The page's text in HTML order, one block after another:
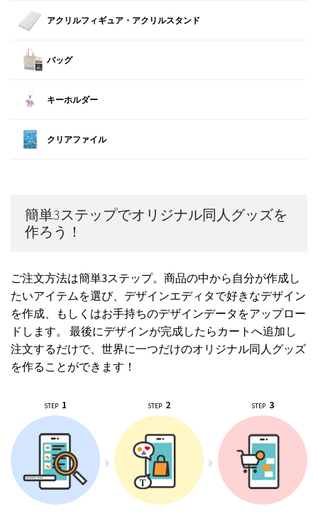
アクリルフィギュア・アクリルスタンド
バッグ
キーホルダー
クリアファイル
簡単3ステップでオリジナル同人グッズを
作ろう！
ご注文方法は簡単3ステップ。商品の中から自分が作成し
たいアイテムを選び、デザインエディタで好きなデザイン
を作成、もしくはお手持ちのデザインデータをアップロー
ドします。 最後にデザインが完成したらカートへ追加し
注文するだけで、世界に一つだけのオリジナル同人グッズ
を作ることができます！
STEP 1 STEP 2 STEP 3